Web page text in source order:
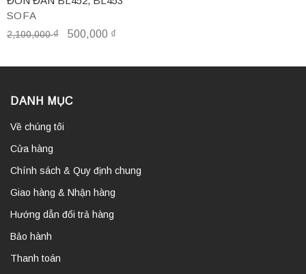
SOFA
2,100,000₫ 500,000 ₫
DANH MỤC
Về chúng tôi
Cửa hàng
Chính sách & Quy định chung
Giao hàng & Nhận hàng
Hướng dẫn đổi trả hàng
Bảo hành
Thanh toán